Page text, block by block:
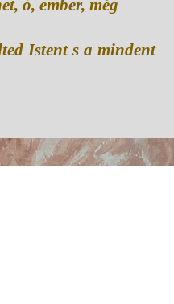
ó, ember, még
Istent s a mindent